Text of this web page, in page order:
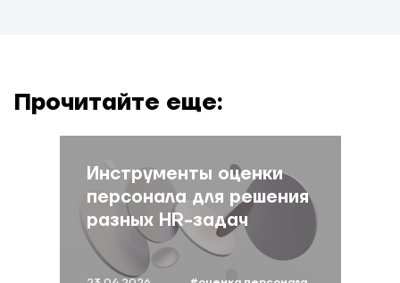
Прочитайте еще:
Инструменты оценки
персонала для решения
разных HR-задач